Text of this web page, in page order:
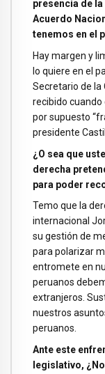
presencia de la
Acuerdo
tenemos en el
Hay margen y
lo quiere en el
Secretario de la
recibido cuando
por supuesto
presidente
¿O sea que
derecha
para poder
Temo que la
internacional
su gestión de
para polarizar
entromete en
peruanos
extranjeros.
nuestros
peruanos.
Ante este
legislativo,